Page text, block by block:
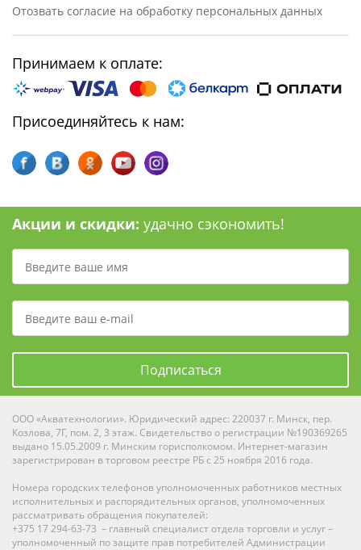
Отозвать согласие на обработку персональных данных
Принимаем к оплате:
Присоединяйтесь к нам:
Акции и скидки: удачно сэкономить!
Подписаться
ООО «Акватехнологии». Юридический адрес: 220037 г. Минск, пер.
Козлова, 7Г, пом. 2, 3 этаж. Свидетельство о регистрации №190369265
выдано 15.05.2009 г. Минским горисполкомом. Интернет-магазин
зарегистрирован в торговом реестре РБ с 25 ноября 2016 года.
Номера городских телефонов уполномоченных работников местных
исполнительных и распорядительных органов, уполномоченных
рассматривать обращения покупателей:
+375 17 294-63-73 – главный специалист отдела торговли и услуг –
уполномоченный по защите прав потребителей Администрации